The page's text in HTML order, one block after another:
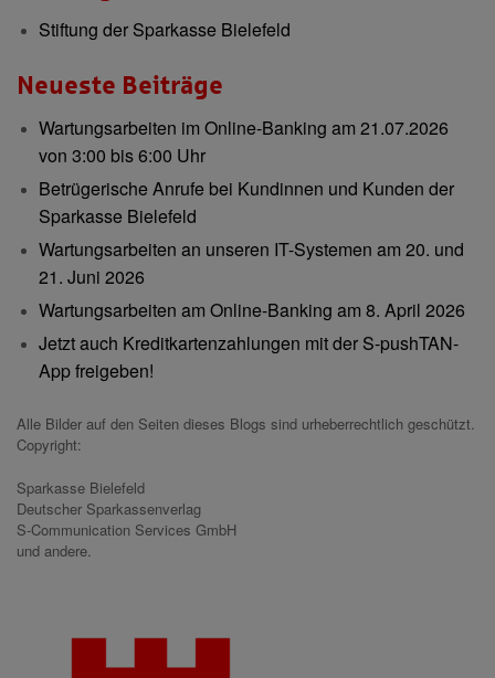
Stiftung der Sparkasse Bielefeld
Neueste Beiträge
Wartungsarbeiten im Online-Banking am 21.07.2026
von 3:00 bis 6:00 Uhr
Betrügerische Anrufe bei Kundinnen und Kunden der
Sparkasse Bielefeld
Wartungsarbeiten an unseren IT-Systemen am 20. und
21. Juni 2026
Wartungsarbeiten am Online-Banking am 8. April 2026
Jetzt auch Kreditkartenzahlungen mit der S-pushTAN-
App freigeben!
Alle Bilder auf den Seiten dieses Blogs sind urheberrechtlich geschützt.
Copyright:
Sparkasse Bielefeld
Deutscher Sparkassenverlag
S-Communication Services GmbH
und andere.